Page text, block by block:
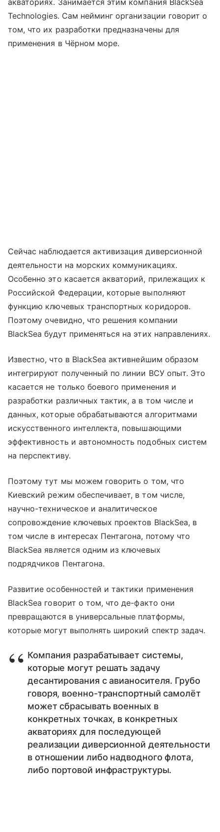
акваториях. Занимается этим компания BlackSea
Technologies. Сам нейминг организации говорит о
том, что их разработки предназначены для
применения в Чёрном море.
Сейчас наблюдается активизация диверсионной
деятельности на морских коммуникациях.
Особенно это касается акваторий, прилежащих к
Российской Федерации, которые выполняют
функцию ключевых транспортных коридоров.
Поэтому очевидно, что решения компании
BlackSea будут применяться на этих направлениях.
Известно, что в BlackSea активнейшим образом
интегрируют полученный по линии ВСУ опыт. Это
касается не только боевого применения и
разработки различных тактик, а в том числе и
данных, которые обрабатываются алгоритмами
искусственного интеллекта, повышающими
эффективность и автономность подобных систем
на перспективу.
Поэтому тут мы можем говорить о том, что
Киевский режим обеспечивает, в том числе,
научно-техническое и аналитическое
сопровождение ключевых проектов BlackSea, в
том числе в интересах Пентагона, потому что
BlackSea является одним из ключевых
подрядчиков Пентагона.
Развитие особенностей и тактики применения
BlackSea говорит о том, что де-факто они
превращаются в универсальные платформы,
которые могут выполнять широкий спектр задач.
Компания разрабатывает системы,
которые могут решать задачу
десантирования с авианосителя. Грубо
говоря, военно-транспортный самолёт
может сбрасывать военных в
конкретных точках, в конкретных
акваториях для последующей
реализации диверсионной деятельности
в отношении либо надводного флота,
либо портовой инфраструктуры.